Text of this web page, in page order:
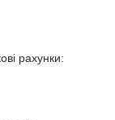
рахунки: